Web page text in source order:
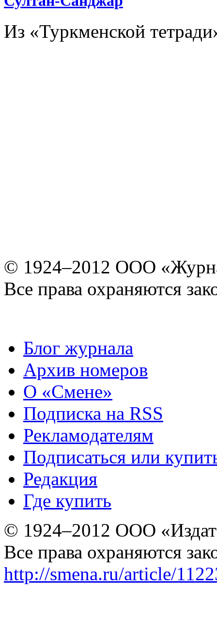
Из «Туркменской
© 1924–2012 ООО
Все права охраняются
Блог журнала
Архив номеров
О «Смене»
Подписка на RSS
Рекламодателям
Подписаться или
Редакция
Где купить
© 1924–2012 ООО
Все права охраняются
http://smena.ru/article/